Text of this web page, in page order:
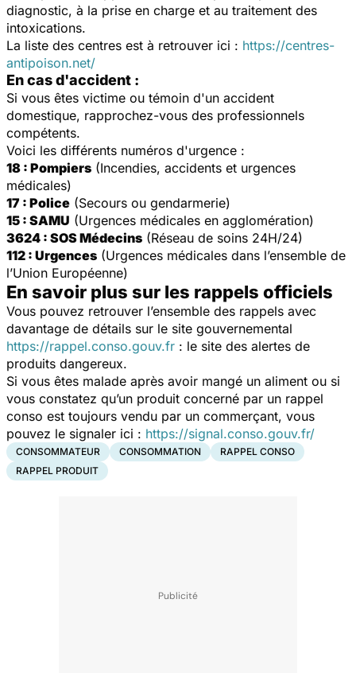
diagnostic, à la prise en charge et au traitement des
intoxications.
La liste des centres est à retrouver ici : https://centres-
antipoison.net/
En cas d'accident :
Si vous êtes victime ou témoin d'un accident
domestique, rapprochez-vous des professionnels
compétents.
Voici les différents numéros d'urgence :
18 : Pompiers (Incendies, accidents et urgences
médicales)
17 : Police (Secours ou gendarmerie)
15 : SAMU (Urgences médicales en agglomération)
3624 : SOS Médecins (Réseau de soins 24H/24)
112 : Urgences (Urgences médicales dans l’ensemble de
l’Union Européenne)
En savoir plus sur les rappels officiels
Vous pouvez retrouver l’ensemble des rappels avec
davantage de détails sur le site gouvernemental
https://rappel.conso.gouv.fr : le site des alertes de
produits dangereux.
Si vous êtes malade après avoir mangé un aliment ou si
vous constatez qu’un produit concerné par un rappel
conso est toujours vendu par un commerçant, vous
pouvez le signaler ici : https://signal.conso.gouv.fr/
CONSOMMATEUR CONSOMMATION
RAPPEL CONSO
RAPPEL PRODUIT